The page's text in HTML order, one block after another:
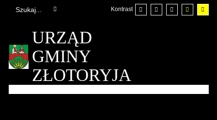
Kontrast
URZĄD
GMINY
ZŁOTORYJA